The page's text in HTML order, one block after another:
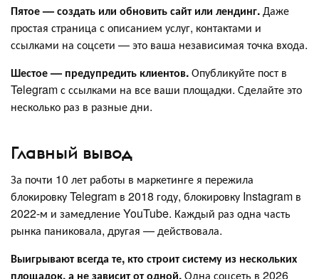
Пятое — создать или обновить сайт или лендинг.Даже
простая страница с описанием услуг, контактами и
ссылками на соцсети — это ваша независимая точка входа.
Шестое — предупредить клиентов.Опубликуйте пост в
Telegram с ссылками на все ваши площадки. Сделайте это
несколько раз в разные дни.
Главный вывод
За почти 10 лет работы в маркетинге я пережила
блокировку Telegram в 2018 году, блокировку Instagram в
2022-м и замедление YouTube. Каждый раз одна часть
рынка паниковала, другая — действовала.
Выигрывают всегда те, кто строит систему из нескольких
площадок, а не зависит от одной.Одна соцсеть в 2026